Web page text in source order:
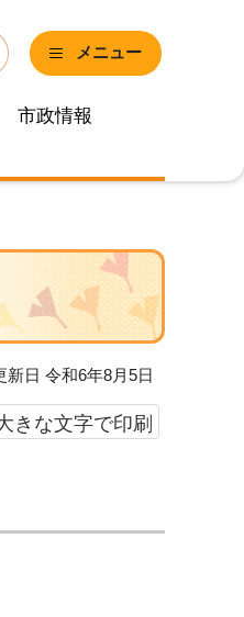
メニュー
市政情報
日 令和6年8月5日
きな文字で印刷